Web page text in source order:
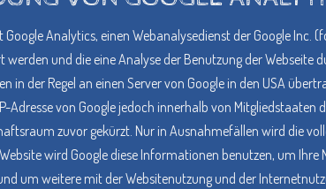
Google Analytics, einen Webanalysedienst der Google Inc.
werden und die eine Analyse der Benutzung der
in der Regel an einen Server von Google in den USA
Adresse von Google jedoch innerhalb von
zuvor gekürzt. Nur in Ausnahmefällen wird die
wird Google diese Informationen benutzen, um
um weitere mit der Websitenutzung und der